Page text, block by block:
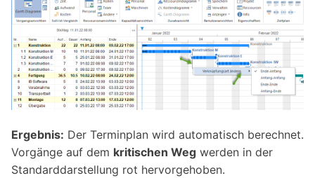
Ergebnis: Der Terminplan wird automatisch berechnet.
Vorgänge auf dem kritischen Weg werden in der
Standarddarstellung rot hervorgehoben.